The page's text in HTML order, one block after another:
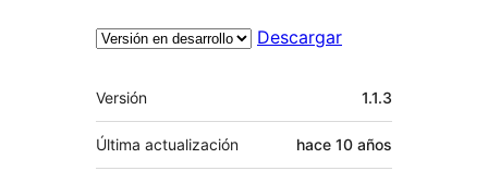
Descargar
Meta
Versión 1.1.3
Última actualización hace 10 años